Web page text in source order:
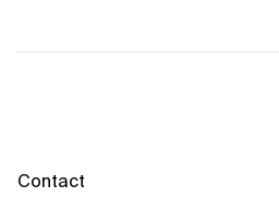
Contact